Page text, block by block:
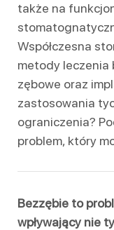
także na
Współczesna
metody leczenia
zębowe oraz
zastosowania
ograniczenia?
problem, który
Bezzębie to
wpływający nie